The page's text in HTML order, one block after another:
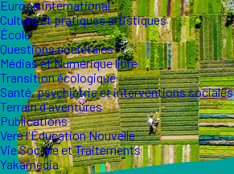
Europe international
Culture et pratiques artistiques
École
Questions sociétales
Médias et Numérique libre
Transition écologique
Santé, psychiatrie et interventions sociales
Terrain d'aventures
Publications
Vers l'Éducation Nouvelle
Vie Sociale et Traitements
Yakamedia